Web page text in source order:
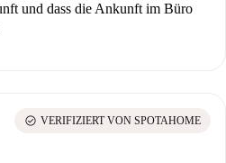
und dass die Ankunft im Büro
check_circle VERIFIZIERT VON SPOTAHOME